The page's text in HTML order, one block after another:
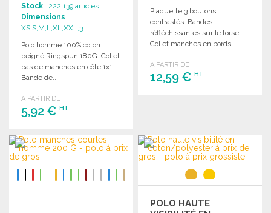
Stock : 222 139 articles
Dimensions :
XS,S,M,L,XL,XXL,3...
Polo homme 100% coton
peigné Ringspun 180G Col et
bas de manches en côte 1x1
Bande de...
A PARTIR DE
5,92 € HT
COMMANDER
Demander un devis
Plaquette 3 boutons
contrastés. Bandes
réfléchissantes sur le torse.
Col et manches en bords...
A PARTIR DE
12,59 €HT
POLO HAUTE